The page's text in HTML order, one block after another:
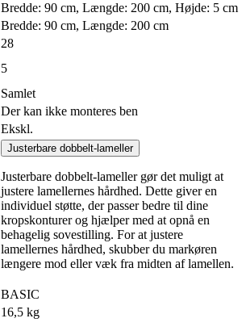
Bredde: 90 cm, Længde: 200 cm, Højde: 5 cm
Bredde: 90 cm, Længde: 200 cm
28
5
Samlet
Der kan ikke monteres ben
Ekskl.
Justerbare dobbelt-lameller
Justerbare dobbelt-lameller gør det muligt at
justere lamellernes hårdhed. Dette giver en
individuel støtte, der passer bedre til dine
kropskonturer og hjælper med at opnå en
behagelig sovestilling. For at justere
lamellernes hårdhed, skubber du markøren
længere mod eller væk fra midten af lamellen.
BASIC
16,5 kg